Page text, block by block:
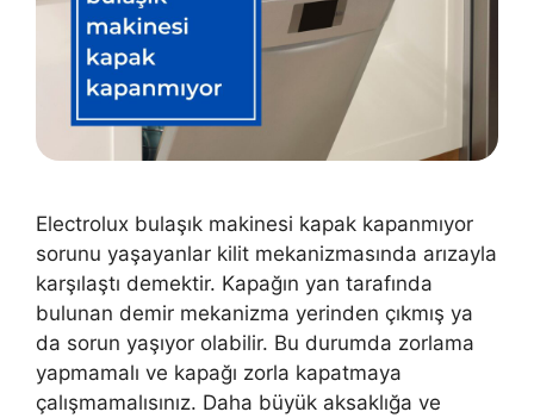
Electrolux bulaşık makinesi kapak kapanmıyor
sorunu yaşayanlar kilit mekanizmasında arızayla
karşılaştı demektir. Kapağın yan tarafında
bulunan demir mekanizma yerinden çıkmış ya
da sorun yaşıyor olabilir. Bu durumda zorlama
yapmamalı ve kapağı zorla kapatmaya
çalışmamalısınız. Daha büyük aksaklığa ve